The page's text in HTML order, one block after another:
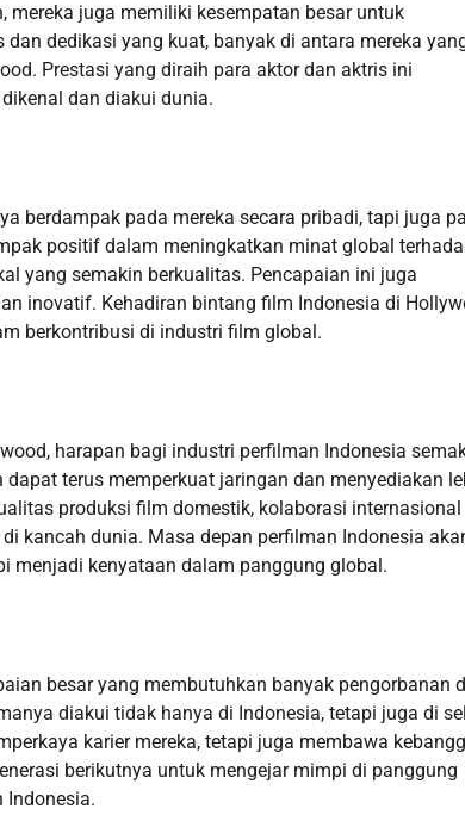
mereka juga memiliki kesempatan besar untuk
dedikasi yang kuat, banyak di antara mereka
Prestasi yang diraih para aktor dan aktris ini
dan diakui dunia.
berdampak pada mereka secara pribadi, tapi juga
positif dalam meningkatkan minat global
yang semakin berkualitas. Pencapaian ini juga
inovatif. Kehadiran bintang film Indonesia di
berkontribusi di industri film global.
harapan bagi industri perfilman Indonesia
terus memperkuat jaringan dan menyediakan
produksi film domestik, kolaborasi internasional
kancah dunia. Masa depan perfilman Indonesia
menjadi kenyataan dalam panggung global.
besar yang membutuhkan banyak pengorbanan
diakui tidak hanya di Indonesia, tetapi juga di
karier mereka, tetapi juga membawa
berikutnya untuk mengejar mimpi di panggung
Indonesia.